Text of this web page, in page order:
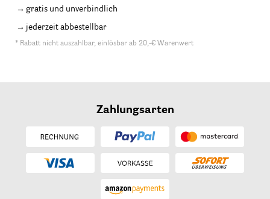
gratis und unverbindlich
jederzeit abbestellbar
* Rabatt nicht auszahlbar, einlösbar ab 20,-€ Warenwert
Zahlungsarten